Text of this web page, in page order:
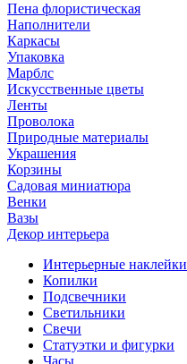
Пена флористическая
Наполнители
Каркасы
Упаковка
Марблс
Искусственные цветы
Ленты
Проволока
Природные материалы
Украшения
Корзины
Садовая миниатюра
Венки
Вазы
Декор интерьера
Интерьерные наклейки
Копилки
Подсвечники
Светильники
Свечи
Статуэтки и фигурки
Часы